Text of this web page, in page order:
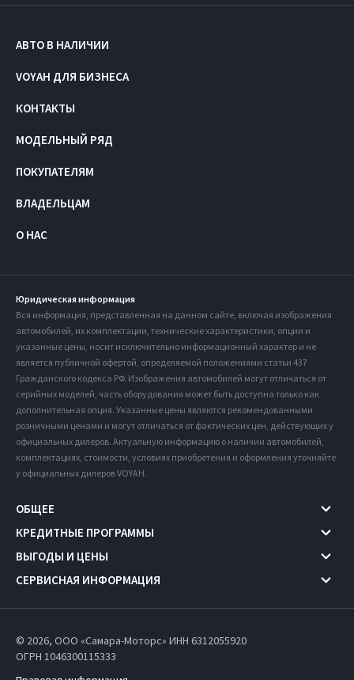
АВТО В НАЛИЧИИ
VOYAH ДЛЯ БИЗНЕСА
КОНТАКТЫ
МОДЕЛЬНЫЙ РЯД
ПОКУПАТЕЛЯМ
ВЛАДЕЛЬЦАМ
О НАС
Юридическая информация
Вся информация, представленная на данном сайте, включая изображения
автомобилей, их комплектации, технические характеристики, опции и
указанные цены, носит исключительно информационный характер и не
является публичной офертой, определяемой положениями статьи 437
Гражданского кодекса РФ. Изображения автомобилей могут отличаться от
серийных моделей, часть оборудования может быть доступна только как
дополнительная опция. Указанные цены являются рекомендованными
розничными ценами и могут отличаться от фактических цен, действующих у
официальных дилеров. Актуальную информацию о наличии автомобилей,
комплектациях, стоимости, условиях приобретения и оформления уточняйте
у официальных дилеров VOYAH.
ОБЩЕЕ
КРЕДИТНЫЕ ПРОГРАММЫ
ВЫГОДЫ И ЦЕНЫ
СЕРВИСНАЯ ИНФОРМАЦИЯ
© 2026, ООО «Самара-Моторс» ИНН 6312055920
ОГРН 1046300115333